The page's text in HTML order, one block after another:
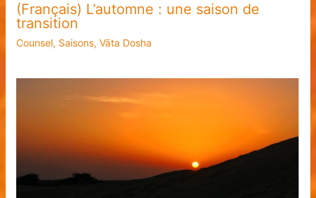
(Français) L’automne : une saison de
transition
Counsel, Saisons, Vāta Dosha